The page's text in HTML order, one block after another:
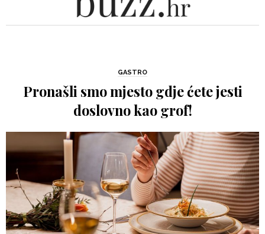
GASTRO
Pronašli smo mjesto gdje ćete jesti
doslovno kao grof!